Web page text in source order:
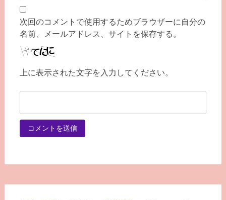
次回のコメントで使用するためブラウザーに自分の
名前、メールアドレス、サイトを保存する。
上に表示された文字を入力してください。